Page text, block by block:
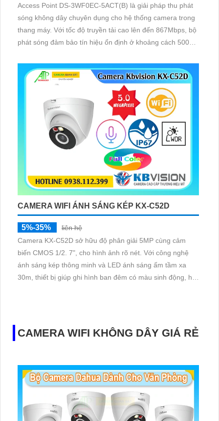
Access Point DS-3WF0EC-5ACT(B) là giải pháp thu phát
sóng không dây chuyên dụng cho hệ thống camera trong
thang máy. Với tốc độ truyền tải cao lên đến 867Mbps, bộ
phát sóng đảm bảo tín hiệu ổn định ở khoảng cách 500m,
nhu cầu giám sát chuyên nghiệp.
CAMERA WIFI ÁNH SÁNG KÉP KX-C52D
5%-35%
liên hệ
Camera KX-C52D sở hữu độ phân giải 5MP cùng cảm
biến CMOS 1/2. 7", cho hình ảnh rõ nét. Với công nghệ
ánh sáng kép thông minh và LED ánh sáng ấm tầm xa
30m, thiết bị giúp ghi hình ban đêm có màu sinh động, hỗ
CAMERA WIFI KHÔNG DÂY GIÁ RẺ